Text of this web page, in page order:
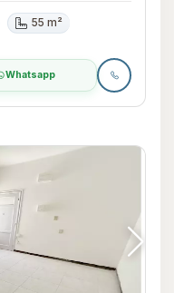
55 m²
Whatsapp